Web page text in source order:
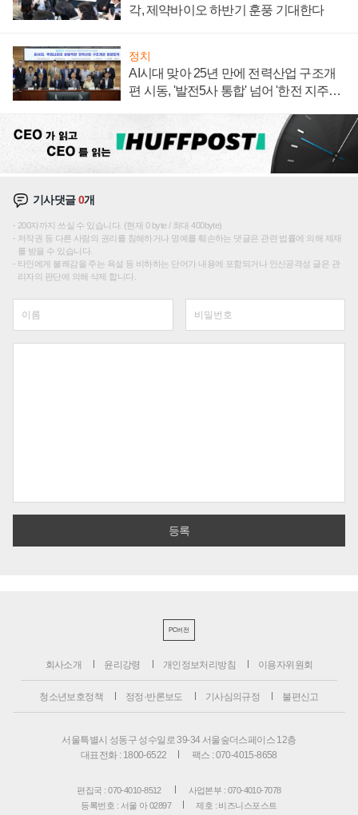
각, 제약바이오 하반기 훈풍 기대한다
정치
AI시대 맞아 25년 만에 전력산업 구조개
편 시동, '발전5사 통합' 넘어 '한전 지주사'
기사댓글0개
200자까지 쓰실 수 있습니다. (현재 0 byte / 최대 400byte)
저작권 등 다른 사람의 권리를 침해하거나 명예를 훼손하는 댓글은 관련 법률에 의해 제재
를 받을 수 있습니다.
타인에게 불쾌감을 주는 욕설 등 비하하는 단어가 내용에 포함되거나 인신공격성 글은 관
리자의 판단에 의해 삭제 합니다.
PC버전
회사소개 윤리강령 개인정보처리방침 이용자위원회
청소년보호정책 정정·반론보도 기사심의규정 불편신고
서울특별시 성동구 성수일로 39-34 서울숲더스페이스 12층
대표전화 : 1800-6522
팩스 : 070-4015-8658
편집국 : 070-4010-8512
사업본부 : 070-4010-7078
등록번호 : 서울 아 02897
제호 : 비즈니스포스트